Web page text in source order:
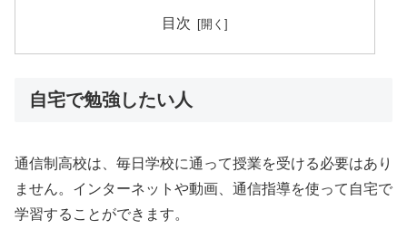
目次
自宅で勉強したい人
通信制高校は、毎日学校に通って授業を受ける必要はあり
ません。インターネットや動画、通信指導を使って自宅で
学習することができます。